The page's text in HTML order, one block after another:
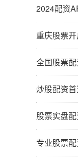
2024配资APP ETF最前线 |
重庆股票
全国股票配资
炒股配资
股票实盘配资网站
专业股票配